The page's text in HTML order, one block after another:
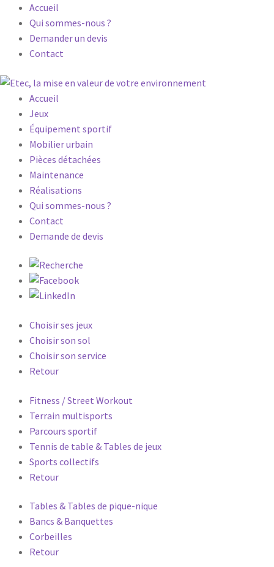
Accueil
Qui sommes-nous ?
Demander un devis
Contact
Accueil
Jeux
Équipement sportif
Mobilier urbain
Pièces détachées
Maintenance
Réalisations
Qui sommes-nous ?
Contact
Demande de devis
Choisir ses jeux
Choisir son sol
Choisir son service
Retour
Fitness / Street Workout
Terrain multisports
Parcours sportif
Tennis de table & Tables de jeux
Sports collectifs
Retour
Tables & Tables de pique-nique
Bancs & Banquettes
Corbeilles
Retour